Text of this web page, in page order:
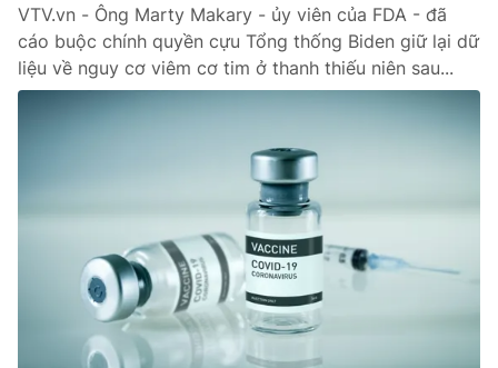
Nhân vật
Khán giả
Giải sao mai
Âm nhạc
Sao
Đời sống
Du lịch
Giáo dục
Thị trường
Lịch phát sóng
Chuyên mục khác
VTV.vn - Ông Marty Makary - ủy viên của FDA - đã
cáo buộc chính quyền cựu Tổng thống Biden giữ lại dữ
liệu về nguy cơ viêm cơ tim ở thanh thiếu niên sau...